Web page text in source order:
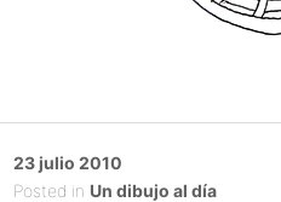
Posted
on
23 julio 2010
Posted in Un dibujo al día